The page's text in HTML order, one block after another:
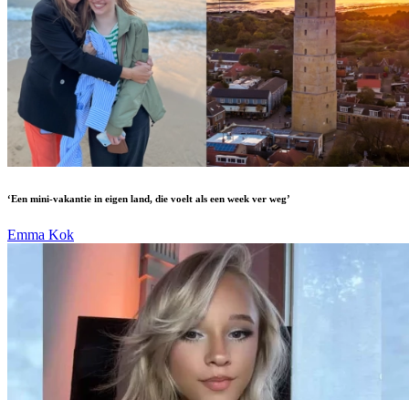
‘Een mini-vakantie in eigen land, die voelt als een week ver weg’
Emma Kok